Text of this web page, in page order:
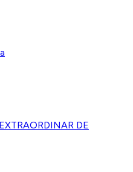
DE